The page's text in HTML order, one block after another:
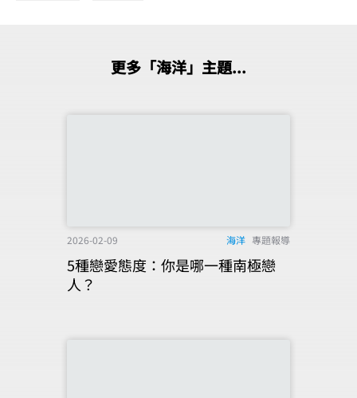
更多「海洋」主題...
2026-02-09 海洋 專題報導
5種戀愛態度：你是哪一種南極戀
人？